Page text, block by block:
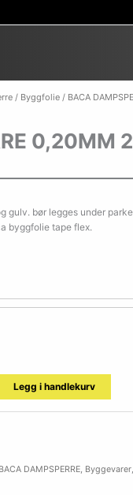
/ Byggfolie/ BACA
0,20MM
gulv. bør legges under
byggfolie tape flex.
Legg i handlekurv
DAMPSPERRE, Byggevarer,